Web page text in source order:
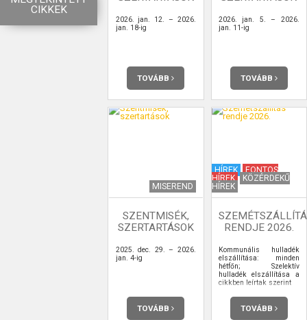
CIKKEK
2026. jan. 12. – 2026.
jan. 18-ig
TOVÁBB
2026. jan. 5. – 2026.
jan. 11-ig
TOVÁBB
MISEREND
SZENTMISÉK,
SZERTARTÁSOK
2025. dec. 29. – 2026.
jan. 4-ig
TOVÁBB
HÍREK
FONTOS
HÍREK
KÖZÉRDEKŰ
HÍREK
RENDJE 2026.
Kommunális hulladék
elszállítása: minden
hétfőn; Szelektív
hulladék elszállítása a
cikkben leírtak szerint
TOVÁBB